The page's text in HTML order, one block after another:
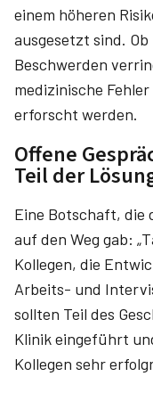
einem höheren
ausgesetzt sind.
Beschwerden
medizinische
erforscht werden.
Offene
Teil der
Eine Botschaft, die
auf den Weg gab:
Kollegen, die
Arbeits- und
sollten Teil des
Klinik eingeführt
Kollegen sehr